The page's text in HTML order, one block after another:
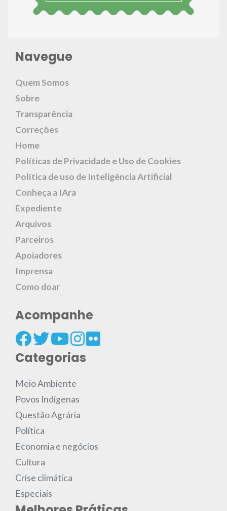
Navegue
Quem Somos
Sobre
Transparência
Correções
Home
Políticas de Privacidade e Uso de Cookies
Política de uso de Inteligência Artificial
Conheça a IAra
Expediente
Arquivos
Parceiros
Apoiadores
Imprensa
Como doar
Acompanhe
Categorias
Meio Ambiente
Povos Indígenas
Questão Agrária
Política
Economia e negócios
Cultura
Crise climática
Especiais